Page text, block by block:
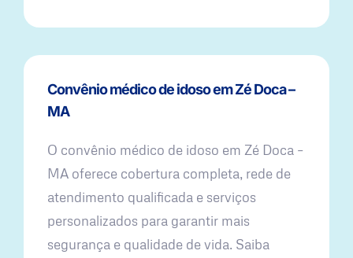
Convênio médico de idoso em Zé Doca –
MA
O convênio médico de idoso em Zé Doca –
MA oferece cobertura completa, rede de
atendimento qualificada e serviços
personalizados para garantir mais
segurança e qualidade de vida. Saiba